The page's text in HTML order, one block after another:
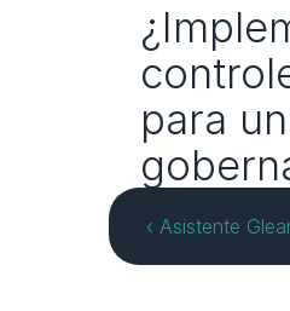
para
‹ Asistente